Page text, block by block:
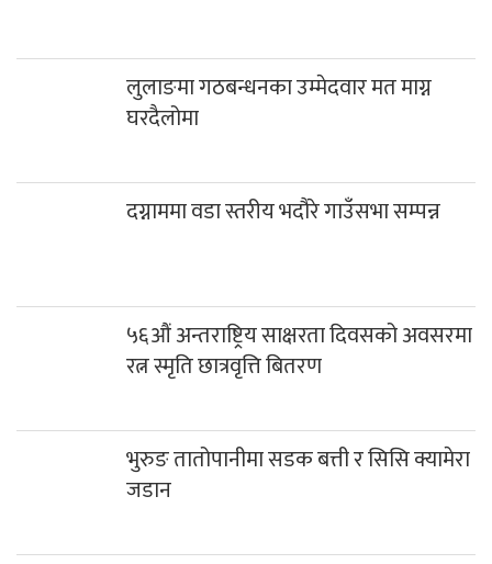
लुलाङमा गठबन्धनका उम्मेदवार मत माग्न
घरदैलोमा
दग्नाममा वडा स्तरीय भदौरे गाउँसभा सम्पन्न
५६औं अन्तराष्ट्रिय साक्षरता दिवसको अवसरमा
रत्न स्मृति छात्रवृत्ति बितरण
भुरुङ तातोपानीमा सडक बत्ती र सिसि क्यामेरा
जडान